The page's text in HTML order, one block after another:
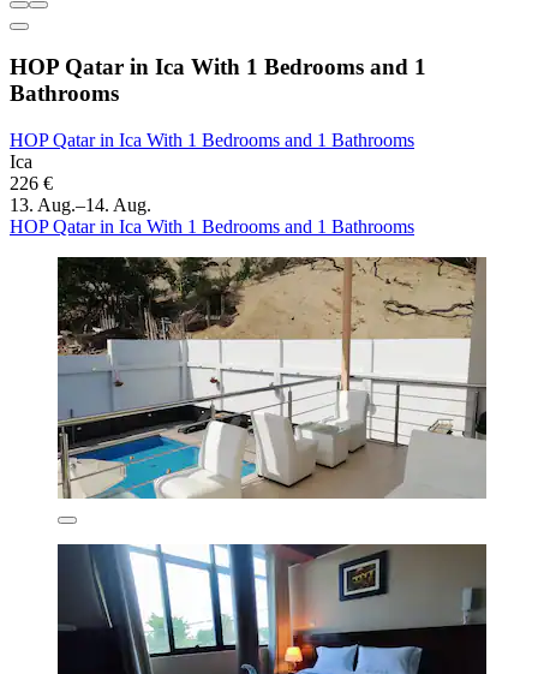
HOP Qatar in Ica With 1 Bedrooms and 1
Bathrooms
HOP Qatar in Ica With 1 Bedrooms and 1 Bathrooms
Ica
226 €
13. Aug.–14. Aug.
HOP Qatar in Ica With 1 Bedrooms and 1 Bathrooms